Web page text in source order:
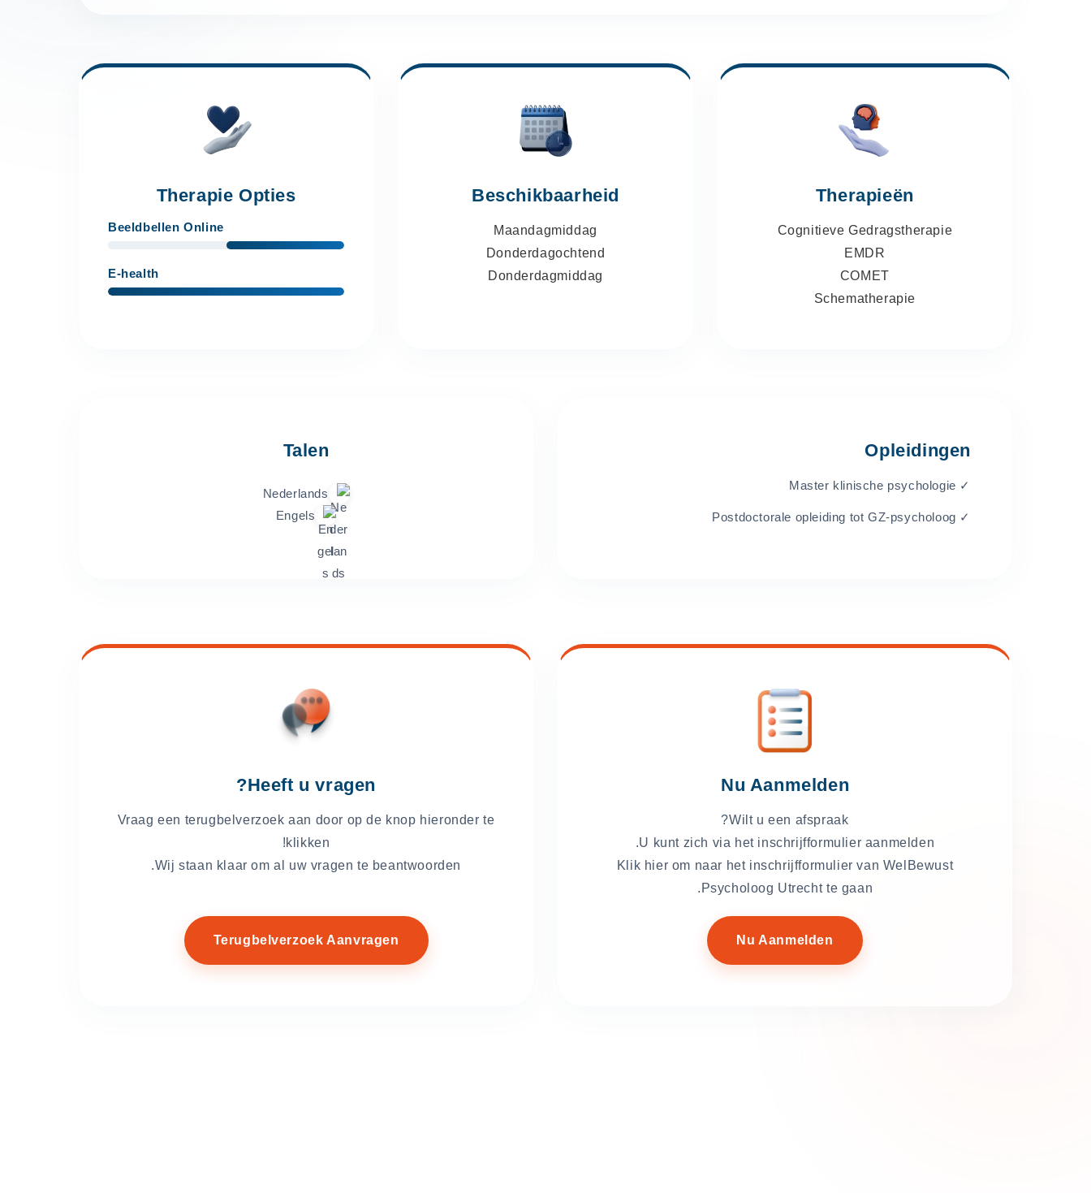
Therapieën
Cognitieve Gedragstherapie
EMDR
COMET
Schematherapie
Beschikbaarheid
Maandagmiddag
Donderdagochtend
Donderdagmiddag
Therapie Opties
Beeldbellen Online
E-health
Opleidingen
✓ Master klinische psychologie
✓ Postdoctorale opleiding tot GZ-psycholoog
Talen
Nederlands
Engels
Nu Aanmelden
Wilt u een afspraak?
U kunt zich via het inschrijfformulier aanmelden.
Klik hier om naar het inschrijfformulier van WelBewust
Psycholoog Utrecht te gaan.
Nu Aanmelden
Heeft u vragen?
Vraag een terugbelverzoek aan door op de knop hieronder te
klikken!
Wij staan klaar om al uw vragen te beantwoorden.
Terugbelverzoek Aanvragen